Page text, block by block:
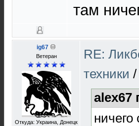
там
ig67
Ветеран
Откуда: Украина, Донецк
RE:
техники /
alex67
ничего